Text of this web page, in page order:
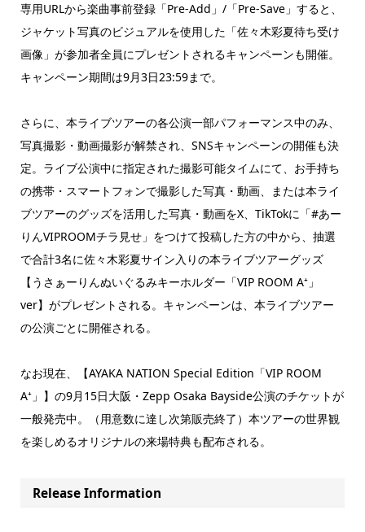
専用URLから楽曲事前登録「Pre-Add」/「Pre-Save」すると、
ジャケット写真のビジュアルを使用した「佐々木彩夏待ち受け
画像」が参加者全員にプレゼントされるキャンペーンも開催。
キャンペーン期間は9月3日23:59まで。
さらに、本ライブツアーの各公演一部パフォーマンス中のみ、
写真撮影・動画撮影が解禁され、SNSキャンペーンの開催も決
定。ライブ公演中に指定された撮影可能タイムにて、お手持ち
の携帯・スマートフォンで撮影した写真・動画、または本ライ
ブツアーのグッズを活用した写真・動画をX、TikTokに「#あー
りんVIPROOMチラ見せ」をつけて投稿した方の中から、抽選
で合計3名に佐々木彩夏サイン入りの本ライブツアーグッズ
【うさぁーりんぬいぐるみキーホルダー「VIP ROOM A⁺」
ver】がプレゼントされる。キャンペーンは、本ライブツアー
の公演ごとに開催される。
なお現在、【AYAKA NATION Special Edition「VIP ROOM
A⁺」】の9月15日大阪・Zepp Osaka Bayside公演のチケットが
一般発売中。（用意数に達し次第販売終了）本ツアーの世界観
を楽しめるオリジナルの来場特典も配布される。
Release Information